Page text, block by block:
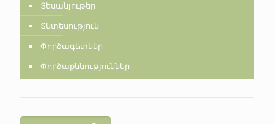
Տեսանյութեր
Տնտեսություն
Փորձագետներ
Փորձաքննություններ